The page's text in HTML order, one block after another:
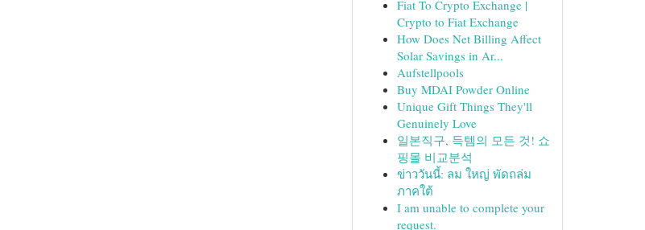
Fiat To Crypto Exchange |
Crypto to Fiat Exchange
How Does Net Billing Affect
Solar Savings in Ar...
Aufstellpools
Buy MDAI Powder Online
Unique Gift Things They'll
Genuinely Love
일본직구, 득템의 모든 것! 쇼
핑몰 비교분석
ข่าววันนี้: ลม ใหญ่ พัดถล่ม
ภาคใต้
I am unable to complete your
request.